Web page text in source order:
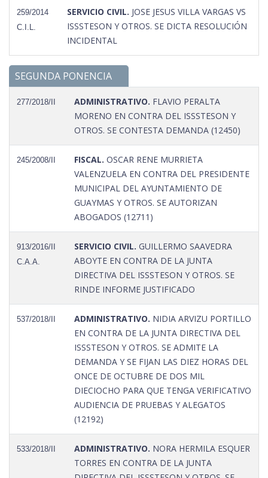
259/2014
C.I.L.
SERVICIO CIVIL. JOSE JESUS VILLA VARGAS VS
ISSSTESON Y OTROS. SE DICTA RESOLUCIÓN
INCIDENTAL
SEGUNDA PONENCIA
277/2018/II ADMINISTRATIVO. FLAVIO PERALTA
MORENO EN CONTRA DEL ISSSTESON Y
OTROS. SE CONTESTA DEMANDA (12450)
245/2008/II FISCAL. OSCAR RENE MURRIETA
VALENZUELA EN CONTRA DEL PRESIDENTE
MUNICIPAL DEL AYUNTAMIENTO DE
GUAYMAS Y OTROS. SE AUTORIZAN
ABOGADOS (12711)
913/2016/II
C.A.A.
SERVICIO CIVIL. GUILLERMO SAAVEDRA
ABOYTE EN CONTRA DE LA JUNTA
DIRECTIVA DEL ISSSTESON Y OTROS. SE
RINDE INFORME JUSTIFICADO
537/2018/II ADMINISTRATIVO. NIDIA ARVIZU PORTILLO
EN CONTRA DE LA JUNTA DIRECTIVA DEL
ISSSTESON Y OTROS. SE ADMITE LA
DEMANDA Y SE FIJAN LAS DIEZ HORAS DEL
ONCE DE OCTUBRE DE DOS MIL
DIECIOCHO PARA QUE TENGA VERIFICATIVO
AUDIENCIA DE PRUEBAS Y ALEGATOS
(12192)
533/2018/II ADMINISTRATIVO. NORA HERMILA ESQUER
TORRES EN CONTRA DE LA JUNTA